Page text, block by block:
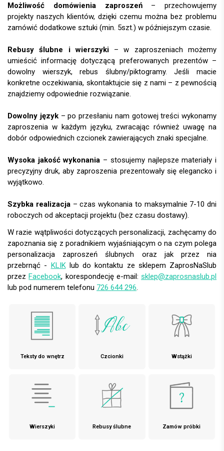
Możliwość domówienia zaproszeń– przechowujemy
projekty naszych klientów, dzięki czemu można bez problemu
zamówić dodatkowe sztuki (min. 5szt.) w późniejszym czasie.
Rebusy ślubne i wierszyki– w zaproszeniach możemy
umieścić informację dotyczącą preferowanych prezentów –
dowolny wierszyk, rebus ślubny/piktogramy. Jeśli macie
konkretne oczekiwania, skontaktujcie się z nami – z pewnością
znajdziemy odpowiednie rozwiązanie.
Dowolny język– po przesłaniu nam gotowej treści wykonamy
zaproszenia w każdym języku, zwracając również uwagę na
dobór odpowiednich czcionek zawierających znaki specjalne.
Wysoka jakość wykonania – stosujemy najlepsze materiały i
precyzyjny druk, aby zaproszenia prezentowały się elegancko i
wyjątkowo.
Szybka realizacja– czas wykonania to maksymalnie 7-10 dni
roboczych od akceptacji projektu (bez czasu dostawy).
W razie wątpliwości dotyczących personalizacji, zachęcamy do
zapoznania się z poradnikiem wyjaśniającym o na czym polega
personalizacja zaproszeń ślubnych oraz jak przez nia
przebrnąć - KLIKlub do kontaktu ze sklepem ZaprosNaSlub
przezFacebook, korespondecję e-mail: sklep@zaprosnaslub.pl
lub pod numerem telefonu 726 644 296.
Teksty do wnętrz Czcionki Wstążki
Wierszyki Rebusy ślubne Zamów próbki